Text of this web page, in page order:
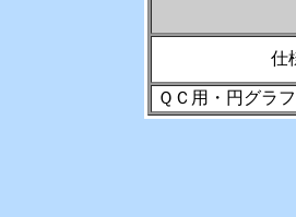
仕
ＱＣ用・円グラ